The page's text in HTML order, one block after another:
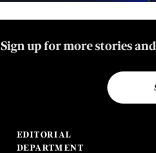
Sign up for more stories
EDITORIAL
DEPARTMENT